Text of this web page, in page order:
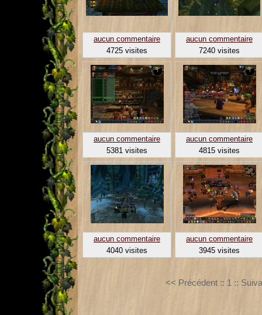
aucun commentaire
4725 visites
aucun commentaire
7240 visites
aucun commentaire
5381 visites
aucun commentaire
4815 visites
aucun commentaire
4040 visites
aucun commentaire
3945 visites
<< Précédent :: 1 ::